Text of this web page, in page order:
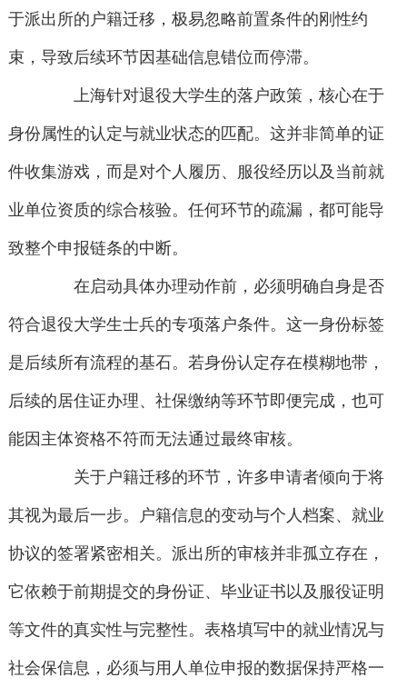
于派出所的户籍迁移，极易忽略前置条件的刚性约
束，导致后续环节因基础信息错位而停滞。
上海针对退役大学生的落户政策，核心在于
身份属性的认定与就业状态的匹配。这并非简单的证
件收集游戏，而是对个人履历、服役经历以及当前就
业单位资质的综合核验。任何环节的疏漏，都可能导
致整个申报链条的中断。
在启动具体办理动作前，必须明确自身是否
符合退役大学生士兵的专项落户条件。这一身份标签
是后续所有流程的基石。若身份认定存在模糊地带，
后续的居住证办理、社保缴纳等环节即便完成，也可
能因主体资格不符而无法通过最终审核。
关于户籍迁移的环节，许多申请者倾向于将
其视为最后一步。户籍信息的变动与个人档案、就业
协议的签署紧密相关。派出所的审核并非孤立存在，
它依赖于前期提交的身份证、毕业证书以及服役证明
等文件的真实性与完整性。表格填写中的就业情况与
社会保信息，必须与用人单位申报的数据保持严格一